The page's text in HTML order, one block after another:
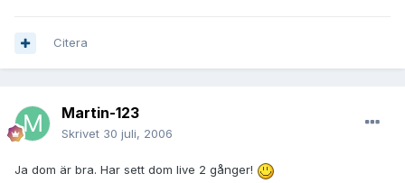
Citera
Martin-123
Skrivet 30 juli, 2006
Ja dom är bra. Har sett dom live 2 gånger!